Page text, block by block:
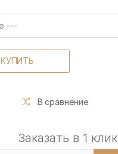
КУПИТЬ
В сравнение
Заказать в 1 клик